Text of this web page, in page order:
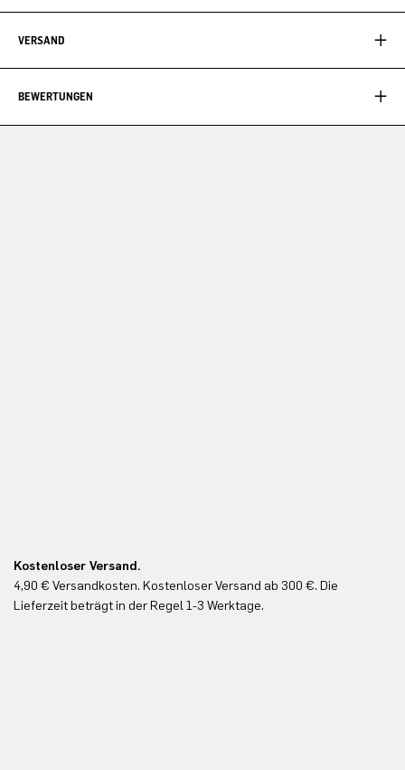
VERSAND
BEWERTUNGEN
Kostenloser Versand.
4,90 € Versandkosten. Kostenloser Versand ab 300 €. Die
Lieferzeit beträgt in der Regel 1-3 Werktage.